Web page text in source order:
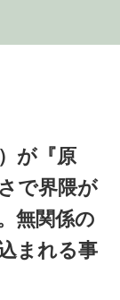
が『原
で界隈が
無関係の
まれる事